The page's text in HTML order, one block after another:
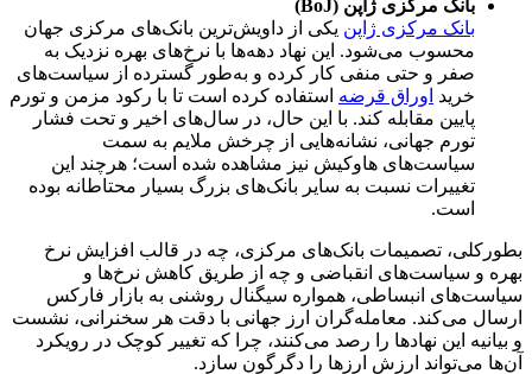
بانک مرکزی ژاپن (BoJ)
بانک مرکزی ژاپن یکی از داویش‌ترین بانک‌های مرکزی جهان
محسوب می‌شود. این نهاد دهه‌ها با نرخ‌های بهره نزدیک به
صفر و حتی منفی کار کرده و به‌طور گسترده از سیاست‌های
خرید اوراق قرضه استفاده کرده است تا با رکود مزمن و تورم
پایین مقابله کند. با این حال، در سال‌های اخیر و تحت فشار
تورم جهانی، نشانه‌هایی از چرخش ملایم به سمت
سیاست‌های هاوکیش نیز مشاهده شده است؛ هرچند این
تغییرات نسبت به سایر بانک‌های بزرگ بسیار محتاطانه بوده
است.
بطورکلی، تصمیمات بانک‌های مرکزی، چه در قالب افزایش نرخ
بهره و سیاست‌های انقباضی و چه از طریق کاهش نرخ‌ها و
سیاست‌های انبساطی، همواره سیگنال روشنی به بازار فارکس
ارسال می‌کند. معامله‌گران ارز جهانی با دقت هر سخنرانی، نشست
و بیانیه این نهادها را رصد می‌کنند، چرا که تغییر کوچک در رویکرد
آن‌ها می‌تواند ارزش ارزها را دگرگون سازد.